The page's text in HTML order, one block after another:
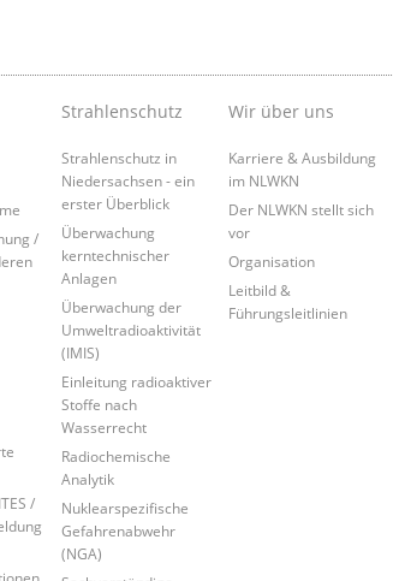
/
/
Strahlenschutz
Strahlenschutz in
Niedersachsen - ein
erster Überblick
Überwachung
kerntechnischer
Anlagen
Überwachung der
Umweltradioaktivität
(IMIS)
Einleitung radioaktiver
Stoffe nach
Wasserrecht
Radiochemische
Analytik
Nuklearspezifische
Gefahrenabwehr
(NGA)
Wir über uns
Karriere & Ausbildung
im NLWKN
Der NLWKN stellt sich
vor
Organisation
Leitbild &
Führungsleitlinien